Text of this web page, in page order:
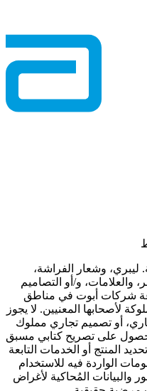
ليبري، وشعار الفراشة،
و/أو التصاميم
شركات أبوت في مناطق
لأصحابها المعنيين. لا يجوز
أو تصميم تجاري مملوك
على تصريح كتابي مسبق
المنتج أو الخدمات التابعة
الواردة فيه للاستخدام
المُحاكية لأغراض